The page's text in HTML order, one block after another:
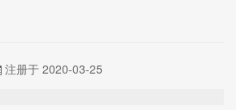
注册于 2020-03-25